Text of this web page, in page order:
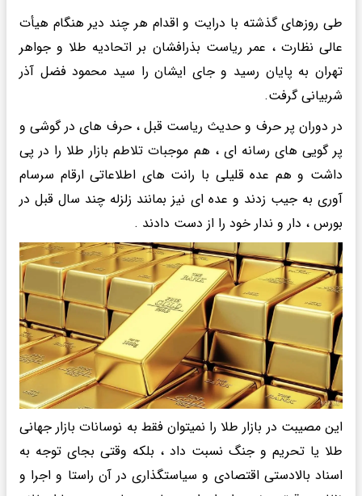
طی روزهای گذشته با درایت و اقدام هر چند دیر هنگام هیأت
عالی نظارت ، عمر ریاست بذرافشان بر اتحادیه طلا و جواهر
تهران به پایان رسید و جای ایشان را سید محمود فضل آذر
شربیانی گرفت.
در دوران پر حرف و حدیث ریاست قبل ، حرف های در گوشی و
پر گویی های رسانه ای ، هم موجبات تلاطم بازار طلا را در پی
داشت و هم عده قلیلی با رانت های اطلاعاتی ارقام سرسام
آوری به جیب زدند و عده ای نیز بمانند زلزله چند سال قبل در
بورس ، دار و ندار خود را از دست دادند .
این مصیبت در بازار طلا را نمیتوان فقط به نوسانات بازار جهانی
طلا یا تحریم و جنگ نسبت داد ، بلکه وقتی بجای توجه به
اسناد بالادستی اقتصادی و سیاستگذاری در آن راستا و اجرا و